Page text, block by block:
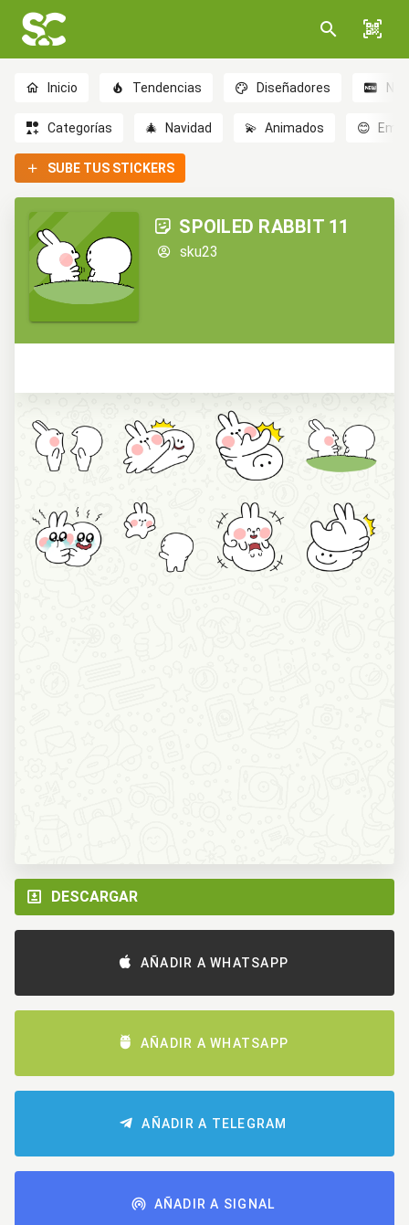
Inicio Tendencias Diseñadores
Categorías 🎄 Navidad 💫 Animados 😊
SUBE TUS STICKERS
SPOILED RABBIT 11
sku23
DESCARGAR
AÑADIR A WHATSAPP
AÑADIR A WHATSAPP
AÑADIR A TELEGRAM
AÑADIR A SIGNAL